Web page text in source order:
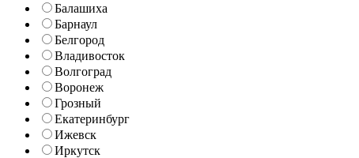
Балашиха
Барнаул
Белгород
Владивосток
Волгоград
Воронеж
Грозный
Екатеринбург
Ижевск
Иркутск